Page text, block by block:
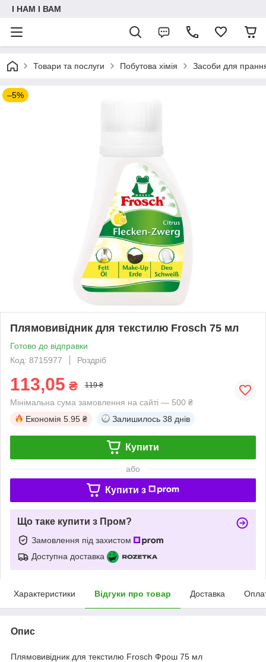
I НАМ I ВАМ
Товари та послуги Побутова хімія Засоби для
–5%
Плямовивідник для текстилю Frosch 75 мл
Готово до відправки
Код: 8715977
Роздріб
113,05 ₴ 119 ₴
Мінімальна сума замовлення на сайті — 500 ₴
Економія 5.95 ₴ Залишилось 38 днів
Купити
або
Купити з
Що таке купити з Пром?
Замовлення під захистом
Доступна доставка
Характеристики Відгуки про товар Доставка
Опис
Плямовивідник для текстилю Frosch Фрош 75 мл